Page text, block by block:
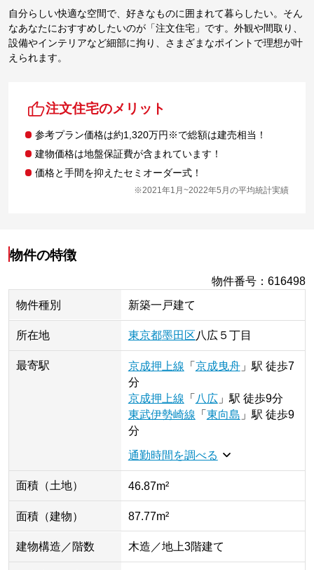
自分らしい快適な空間で、好きなものに囲まれて暮らしたい。そん
なあなたにおすすめしたいのが「注文住宅」です。外観や間取り、
設備やインテリアなど細部に拘り、さまざまなポイントで理想が叶
えられます。
注文住宅のメリット
参考プラン価格は約1,320万円※で総額は建売相当！
建物価格は地盤保証費が含まれています！
価格と手間を抑えたセミオーダー式！
※2021年1月~2022年5月の平均統計実績
物件の特徴
物件番号 ：616498
物件種別
新築一戸建て
所在地 東京都墨田区八広５丁目
最寄駅 京成押上線 「 京成曳舟」 駅 徒歩7
分
京成押上線 「 八広」 駅 徒歩9分
東武伊勢崎線 「 東向島 」 駅 徒歩9
分
通勤時間を調べる
面積（土地） 46.87m²
面積（建物） 87.77m²
建物構造／階数 木造／地上3階建て